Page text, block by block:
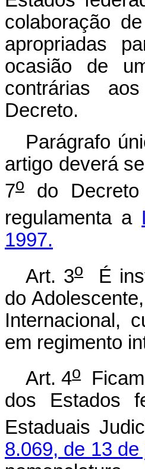
colaboração
apropriadas
ocasião de
contrárias
Decreto.
Parágrafo
artigo deverá
7o do
regulamenta a
1997.
Art. 3oÉ
do
Internacional,
em regimento
Art. 4oFicam
dos Estados
Estaduais
8.069, de 13